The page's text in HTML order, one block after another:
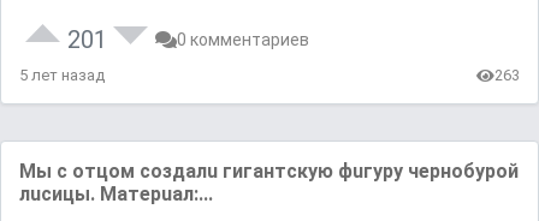
201 0 комментариев
5 лет назад 263
Mы c oтцoм coздaлu гигaнтcкую фuгypу чepнoбypoй
лucицы. Maтepuaл:...